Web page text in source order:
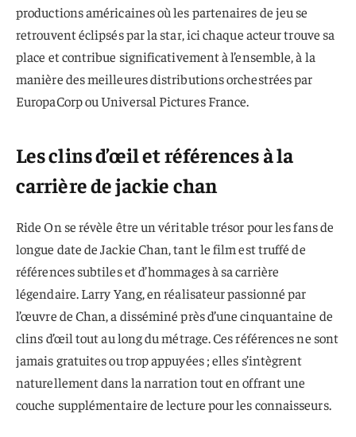
productions américaines où les partenaires de jeu se
retrouvent éclipsés par la star, ici chaque acteur trouve sa
place et contribue significativement à l’ensemble, à la
manière des meilleures distributions orchestrées par
EuropaCorp ou Universal Pictures France.
Les clins d’œil et références à la
carrière de jackie chan
Ride On se révèle être un véritable trésor pour les fans de
longue date de Jackie Chan, tant le film est truffé de
références subtiles et d’hommages à sa carrière
légendaire. Larry Yang, en réalisateur passionné par
l’œuvre de Chan, a disséminé près d’une cinquantaine de
clins d’œil tout au long du métrage. Ces références ne sont
jamais gratuites ou trop appuyées ; elles s’intègrent
naturellement dans la narration tout en offrant une
couche supplémentaire de lecture pour les connaisseurs.